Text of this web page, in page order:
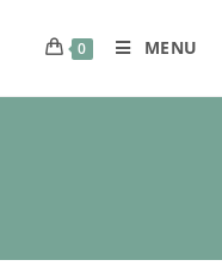
0 MENU